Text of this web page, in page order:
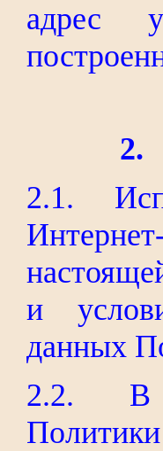
адрес
2.1.
и
данных
2.2. В